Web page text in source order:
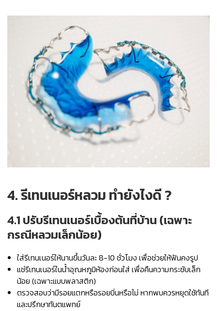
4.รีเทนเนอร์หลวม ทํายังไงดี ?
4.1 ปรับรีเทนเนอร์เบื้องต้นที่บ้าน (เฉพาะ
กรณีหลวมเล็กน้อย)
ใส่รีเทนเนอร์ให้นานขึ้นวันละ 8-10 ชั่วโมง เพื่อช่วยให้ฟันคงรูป
แช่รีเทนเนอร์ในน้ำอุณหภูมิห้องก่อนใส่ เพื่อคืนความกระชับเล็ก
น้อย (เฉพาะแบบพลาสติก)
ตรวจสอบว่ามีรอยแตกหรือรอยบิ่นหรือไม่ หากพบควรหยุดใช้ทันที
และปรึกษาทันตแพทย์